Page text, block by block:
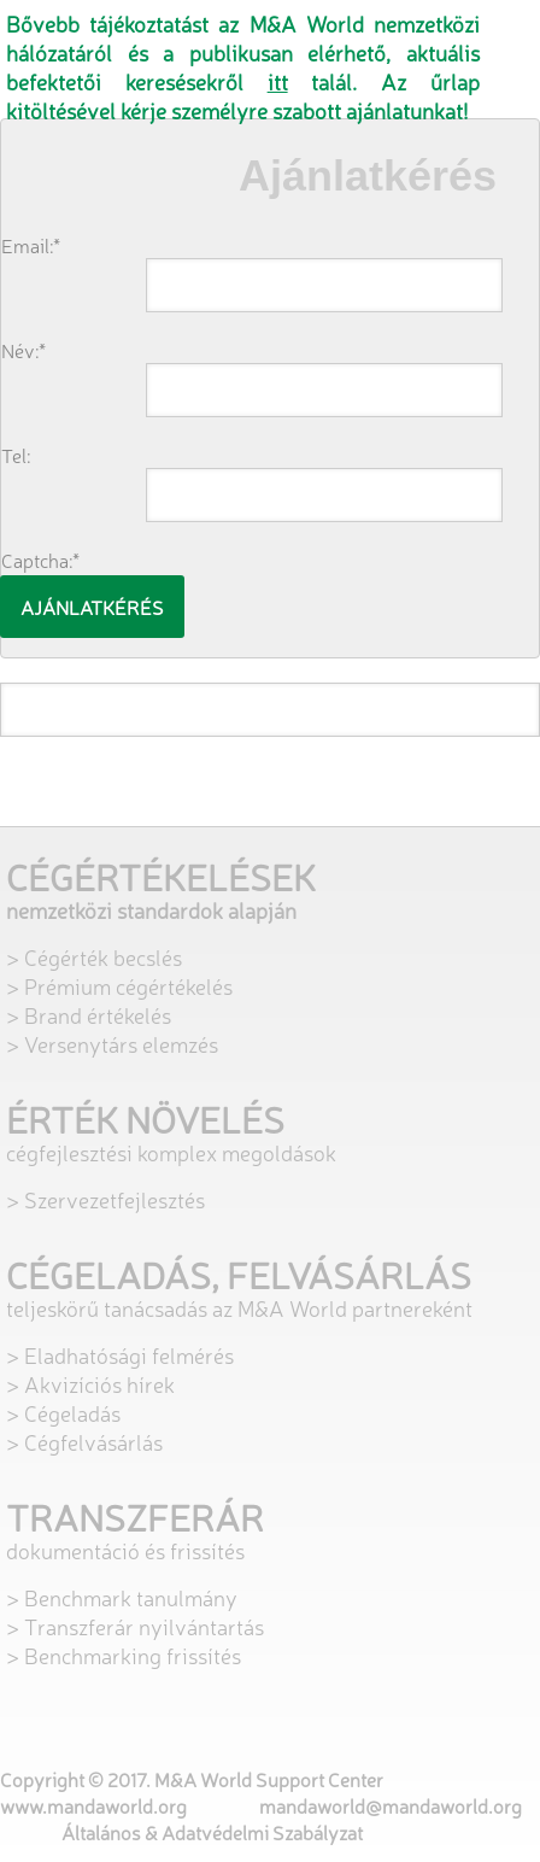
Bővebb tájékoztatást az M&A World nemzetközi
hálózatáról és a publikusan elérhető, aktuális
befektetői keresésekről itttalál. Az űrlap
kitöltésével kérje személyre szabott ajánlatunkat!
Ajánlatkérés
Email:*
Név:*
Tel:
Captcha:*
CÉGÉRTÉKELÉSEK
nemzetközi standardok alapján
> Cégérték becslés
> Prémium cégértékelés
> Brand értékelés
> Versenytárs elemzés
ÉRTÉK NÖVELÉS
cégfejlesztési komplex megoldások
> Szervezetfejlesztés
CÉGELADÁS, FELVÁSÁRLÁS
teljeskörű tanácsadás az M&A World partnereként
> Eladhatósági felmérés
> Akvizíciós hírek
> Cégeladás
> Cégfelvásárlás
TRANSZFERÁR
dokumentáció és frissítés
> Benchmark tanulmány
> Transzferár nyilvántartás
> Benchmarking frissítés
Copyright © 2017. M&A World Support Center
www.mandaworld.org
mandaworld@mandaworld.org
Általános & Adatvédelmi Szabályzat